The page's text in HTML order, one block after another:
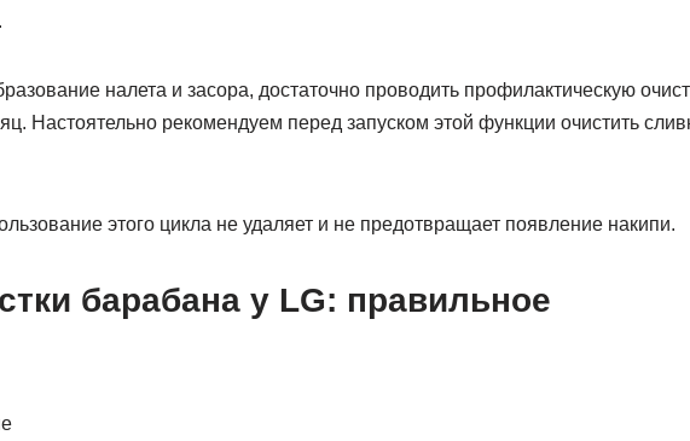
налета и засора, достаточно проводить профилактическую
Настоятельно рекомендуем перед запуском этой функции очистить
этого цикла не удаляет и не предотвращает появление накипи.
барабана у LG: правильное